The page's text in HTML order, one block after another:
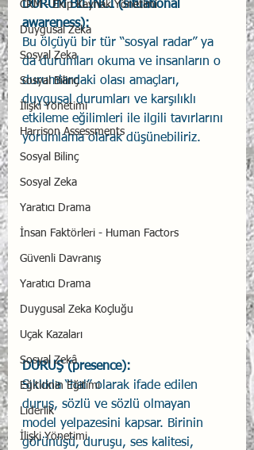
CRM - Ekip Kaynak Yönetimi
Duygusal Zeka
Sosyal Zeka
Sosyal Bilinç
İlişki Yönetimi
Harrison Assessments
Sosyal Bilinç
Sosyal Zeka
Yaratıcı Drama
İnsan Faktörleri - Human Factors
Güvenli Davranış
Yaratıcı Drama
Duygusal Zeka Koçluğu
Uçak Kazaları
Sosyal Zekâ
Eğiticinin Eğitimi
Liderlik
İlişki Yönetimi
DURUM BİLİNCİ (situational
awareness):
Bu ölçüyü bir tür “sosyal radar” ya
da durumları okuma ve insanların o
durumlardaki olası amaçları,
duygusal durumları ve karşılıklı
etkileme eğilimleri ile ilgili tavırlarını
yorumlama olarak düşünebiliriz.
DURUŞ (presence):
Sıklıkla “hal” olarak ifade edilen
duruş, sözlü ve sözlü olmayan
model yelpazesini kapsar. Birinin
görünüşü, duruşu, ses kalitesi,